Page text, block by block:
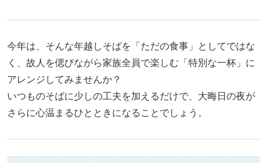
今年は、そんな年越しそばを「ただの食事」としてではな
く、故人を偲びながら家族全員で楽しむ「特別な一杯」に
アレンジしてみませんか？
いつものそばに少しの工夫を加えるだけで、大晦日の夜が
さらに心温まるひとときになることでしょう。